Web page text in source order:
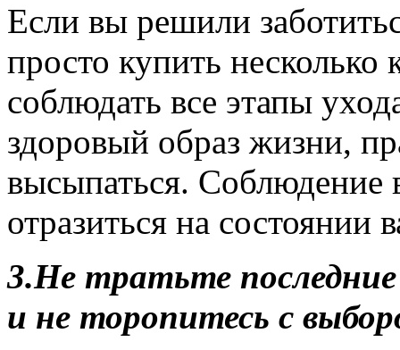
Если вы решили
просто купить несколько
соблюдать все этапы
здоровый образ жизни,
высыпаться. Соблюдение
отразиться на состоянии
3.Не тратьте последние
и не торопитесь с